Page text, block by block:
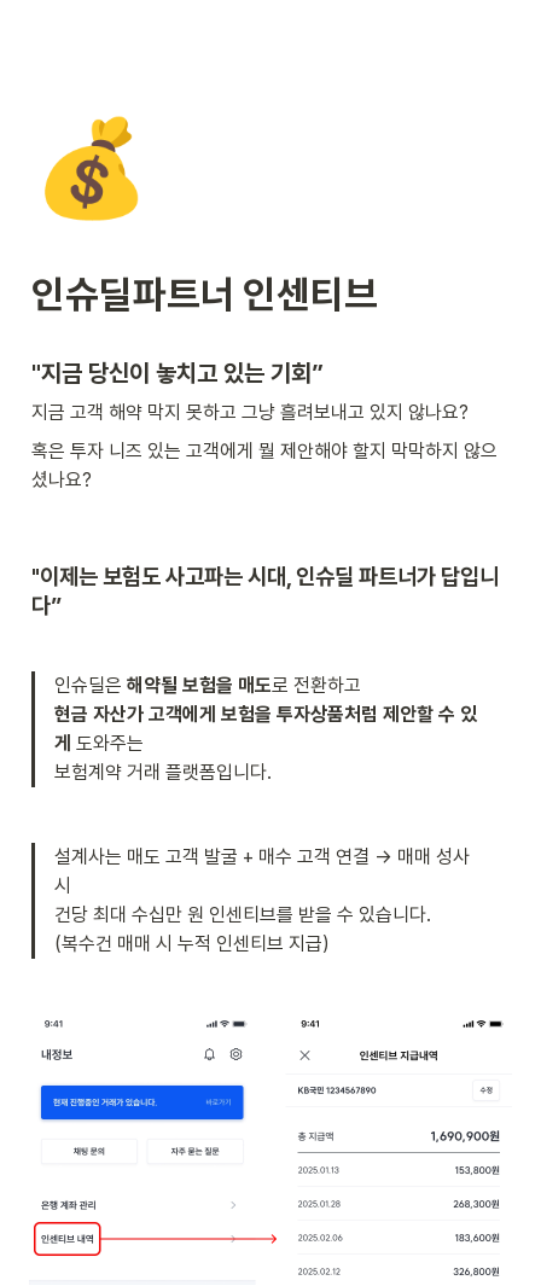
💰
인슈딜파트너 인센티브
"지금 당신이 놓치고 있는 기회”
지금 고객 해약 막지 못하고 그냥 흘려보내고 있지 않나요?
혹은 투자 니즈 있는 고객에게 뭘 제안해야 할지 막막하지 않으
셨나요?
"이제는 보험도 사고파는 시대, 인슈딜 파트너가 답입니
다”
인슈딜은 해약될 보험을 매도
현금 자산가 고객에게 보험을 투자상품처럼 제안할 수 있
게 도와주는
보험계약 거래 플랫폼입니다.
설계사는 매도 고객 발굴 + 매수 고객 연결 → 매매 성사
시
건당 최대 수십만 원 인센티브를 받을 수 있습니다.
(복수건 매매 시 누적 인센티브 지급)